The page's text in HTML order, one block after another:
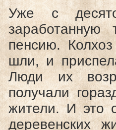
Уже с
заработанную
пенсию.
шли, и
Люди их
получали
жители. И это
деревенских